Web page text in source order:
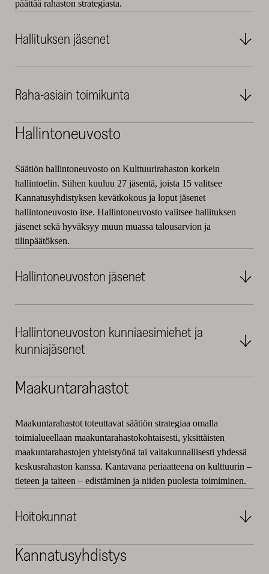
päättää rahaston strategiasta.
Hallituksen jäsenet
Raha-asiain toimikunta
Hallintoneuvosto
Säätiön hallintoneuvosto on Kulttuurirahaston korkein
hallintoelin. Siihen kuuluu 27 jäsentä, joista 15 valitsee
Kannatusyhdistyksen kevätkokous ja loput jäsenet
hallintoneuvosto itse. Hallintoneuvosto valitsee hallituksen
jäsenet sekä hyväksyy muun muassa talousarvion ja
tilinpäätöksen.
Hallintoneuvoston jäsenet
Hallintoneuvoston kunniaesimiehet ja
kunniajäsenet
Maakuntarahastot
Maakuntarahastot toteuttavat säätiön strategiaa omalla
toimialueellaan maakuntarahastokohtaisesti, yksittäisten
maakuntarahastojen yhteistyönä tai valtakunnallisesti yhdessä
keskusrahaston kanssa. Kantavana periaatteena on kulttuurin –
tieteen ja taiteen – edistäminen ja niiden puolesta toimiminen.
Hoitokunnat
Kannatusyhdistys